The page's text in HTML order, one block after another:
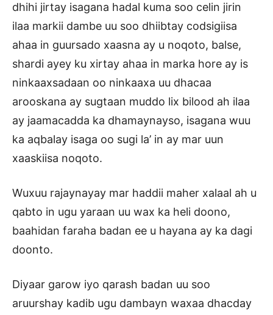
dhihi jirtay isagana hadal kuma soo celin jirin
ilaa markii dambe uu soo dhiibtay codsigiisa
ahaa in guursado xaasna ay u noqoto, balse,
shardi ayey ku xirtay ahaa in marka hore ay is
ninkaaxsadaan oo ninkaaxa uu dhacaa
arooskana ay sugtaan muddo lix bilood ah ilaa
ay jaamacadda ka dhamaynayso, isagana wuu
ka aqbalay isaga oo sugi la’ in ay mar uun
xaaskiisa noqoto.
Wuxuu rajaynayay mar haddii maher xalaal ah u
qabto in ugu yaraan uu wax ka heli doono,
baahidan faraha badan ee u hayana ay ka dagi
doonto.
Diyaar garow iyo qarash badan uu soo
aruurshay kadib ugu dambayn waxaa dhacday